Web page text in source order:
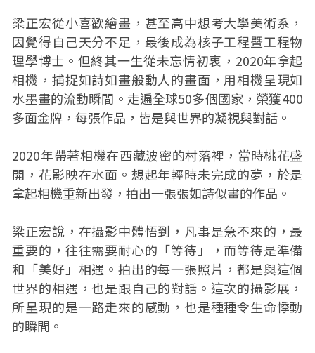
梁正宏從小喜歡繪畫，甚至高中想考大學美術系，
因覺得自己天分不足，最後成為核子工程暨工程物
理學博士。但終其一生從未忘情初衷，2020年拿起
相機，捕捉如詩如畫般動人的畫面，用相機呈現如
水墨畫的流動瞬間。走遍全球50多個國家，榮獲400
多面金牌，每張作品，皆是與世界的凝視與對話。
2020年帶著相機在西藏波密的村落裡，當時桃花盛
開，花影映在水面。想起年輕時未完成的夢，於是
拿起相機重新出發，拍出一張張如詩似畫的作品。
梁正宏說，在攝影中體悟到，凡事是急不來的，最
重要的，往往需要耐心的「等待」，而等待是準備
和「美好」相遇。拍出的每一張照片，都是與這個
世界的相遇，也是跟自己的對話。這次的攝影展，
所呈現的是一路走來的感動，也是種種令生命悸動
的瞬間。